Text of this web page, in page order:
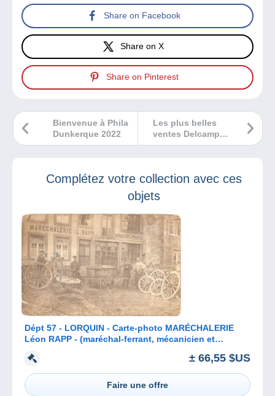
Share on Facebook
Share on X
Share on Pinterest
Les plus belles
ventes Delcampe
septembre 2022
Bienvenue à Phila
Dunkerque 2022
Complétez votre collection avec ces
objets
Dépt 57 - LORQUIN - Carte-photo MARÉCHALERIE
Léon RAPP - (maréchal-ferrant, mécanicien et
± 66,55 $US
Faire une offre